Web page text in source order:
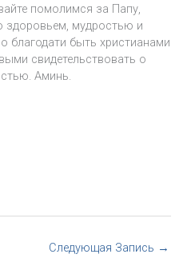
помолимся за Папу,
здоровьем, мудростью и
благодати быть христианами
свидетельствовать о
Аминь.
Следующая Запись →